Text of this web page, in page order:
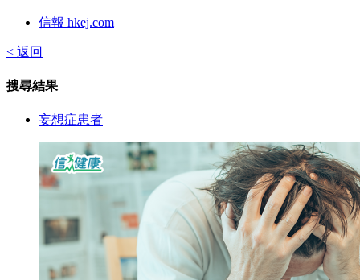
信報 hkej.com
< 返回
搜尋結果
妄想症患者